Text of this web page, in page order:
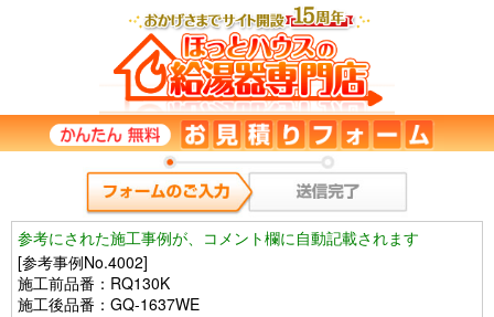
参考にされた施工事例が、コメント欄に自動記載されます
[参考事例No.4002]
施工前品番：RQ130K
施工後品番：GQ-1637WE